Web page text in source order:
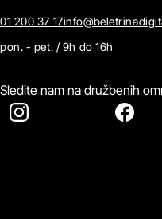
01 200 37 17
pon. - pet. / 9h do 16h
Sledite nam na družbenih